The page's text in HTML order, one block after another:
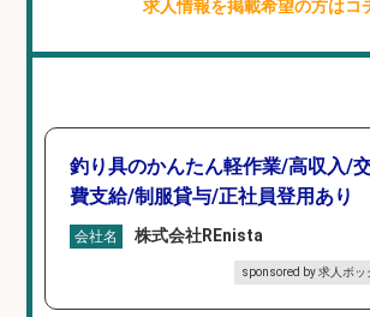
求人情報を掲載希望の方はコ
釣り具のかんたん軽作業/高収入/
費支給/制服貸与/正社員登用あり
会社名 株式会社REnista
sponsored by 求人ボッ